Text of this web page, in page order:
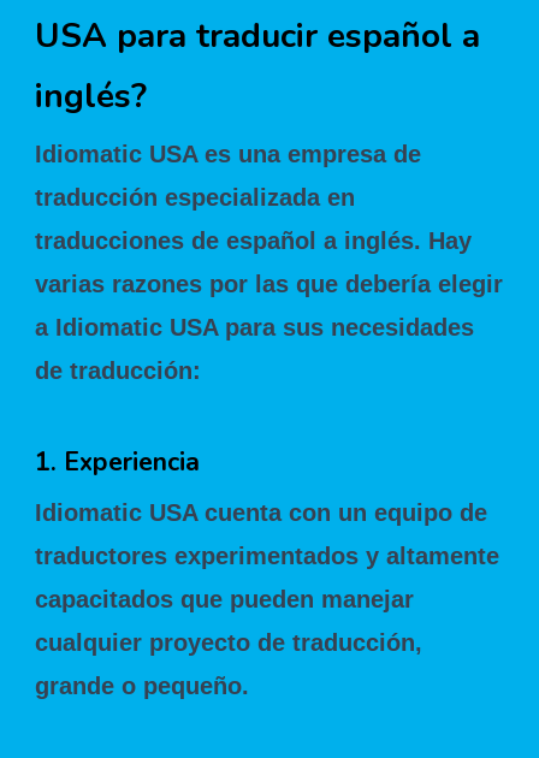
USA para traducir español a
inglés?
Idiomatic USA es una empresa de
traducción especializada en
traducciones de español a inglés. Hay
varias razones por las que debería elegir
a Idiomatic USA para sus necesidades
de traducción:
1. Experiencia
Idiomatic USA cuenta con un equipo de
traductores experimentados y altamente
capacitados que pueden manejar
cualquier proyecto de traducción,
grande o pequeño.